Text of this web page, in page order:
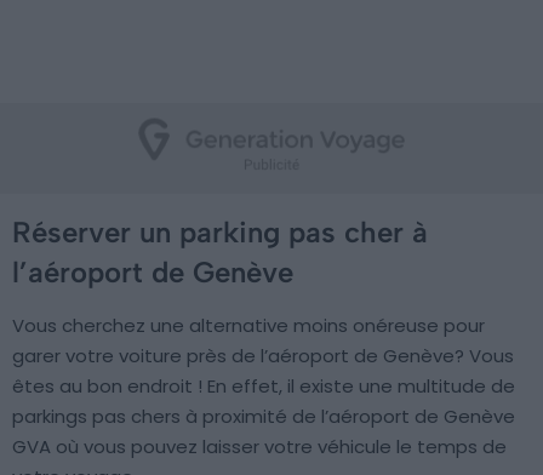
Réserver un parking pas cher à
l’aéroport de Genève
Vous cherchez une alternative moins onéreuse pour
garer votre voiture près de l’aéroport de Genève? Vous
êtes au bon endroit ! En effet, il existe une multitude de
parkings pas chers à proximité de l’aéroport de Genève
GVA où vous pouvez laisser votre véhicule le temps de